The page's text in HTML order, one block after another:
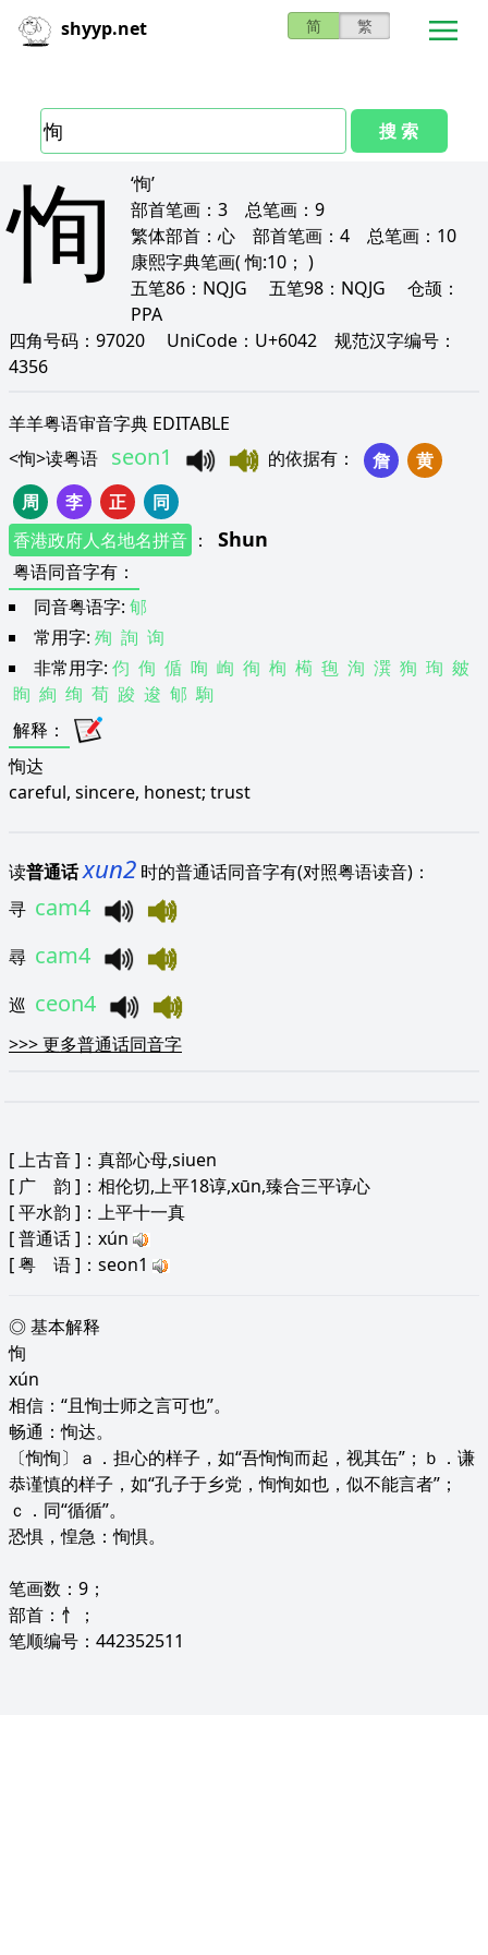
shyyp.net 简 繁
搜 索
恂
‘恂’
部首笔画： 3 总笔画： 9
繁体部首： 心 部首笔画： 4 总笔画： 10
康熙字典笔画( 恂:10； )
五笔86： NQJG 五笔98： NQJG 仓颉：
PPA
四角号码： 97020 UniCode： U+6042 规范汉字编号：
4356
羊羊粤语审音字典 EDITABLE
<恂>读粤语 seon1 的依据有 ： 詹
黄
周
李 正
同
香港政府人名地名拼音 ： Shun
粤语同音字有 ：
同音粤语字: 郇
常用字: 殉 詢 询
非常用字: 伨 侚 偱 咰 峋 徇 栒 槆 毥 洵 潠 狥 珣 皴
眴 絢 绚 荀 踆 逡 郇 駨
解释 ：
恂达
careful, sincere, honest; trust
读普通话xun2 时的普通话同音字有(对照粤语读音)：
寻 cam4
尋 cam4
巡 ceon4
>>>更多普通话同音字
[上古音]：真部心母,siuen
[ 广 韵 ]：相伦切,上平18谆,xūn,臻合三平谆心
[平水韵 ]：上平十一真
[普通话]：xún
[粤 语]：seon1
◎ 基本解释
恂
xún
相信：“且恂士师之言可也”。
畅通：恂达。
〔恂恂〕ａ．担心的样子，如“吾恂恂而起，视其缶”；ｂ．谦
恭谨慎的样子，如“孔子于乡党，恂恂如也，似不能言者”；
ｃ．同“循循”。
恐惧，惶急：恂惧。
笔画数：9；
部首：忄；
笔顺编号：442352511